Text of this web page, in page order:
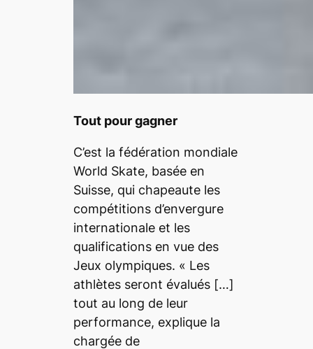
Tout pour gagner
C’est la fédération mondiale
World Skate, basée en
Suisse, qui chapeaute les
compétitions d’envergure
internationale et les
qualifications en vue des
Jeux olympiques. « Les
athlètes seront évalués[…]
tout au long de leur
performance, explique la
chargée de